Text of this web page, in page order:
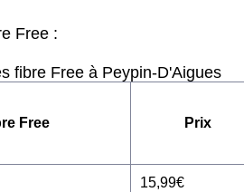
Free :
fibre Free à Peypin-D'Aigues
Free Prix
15,99€